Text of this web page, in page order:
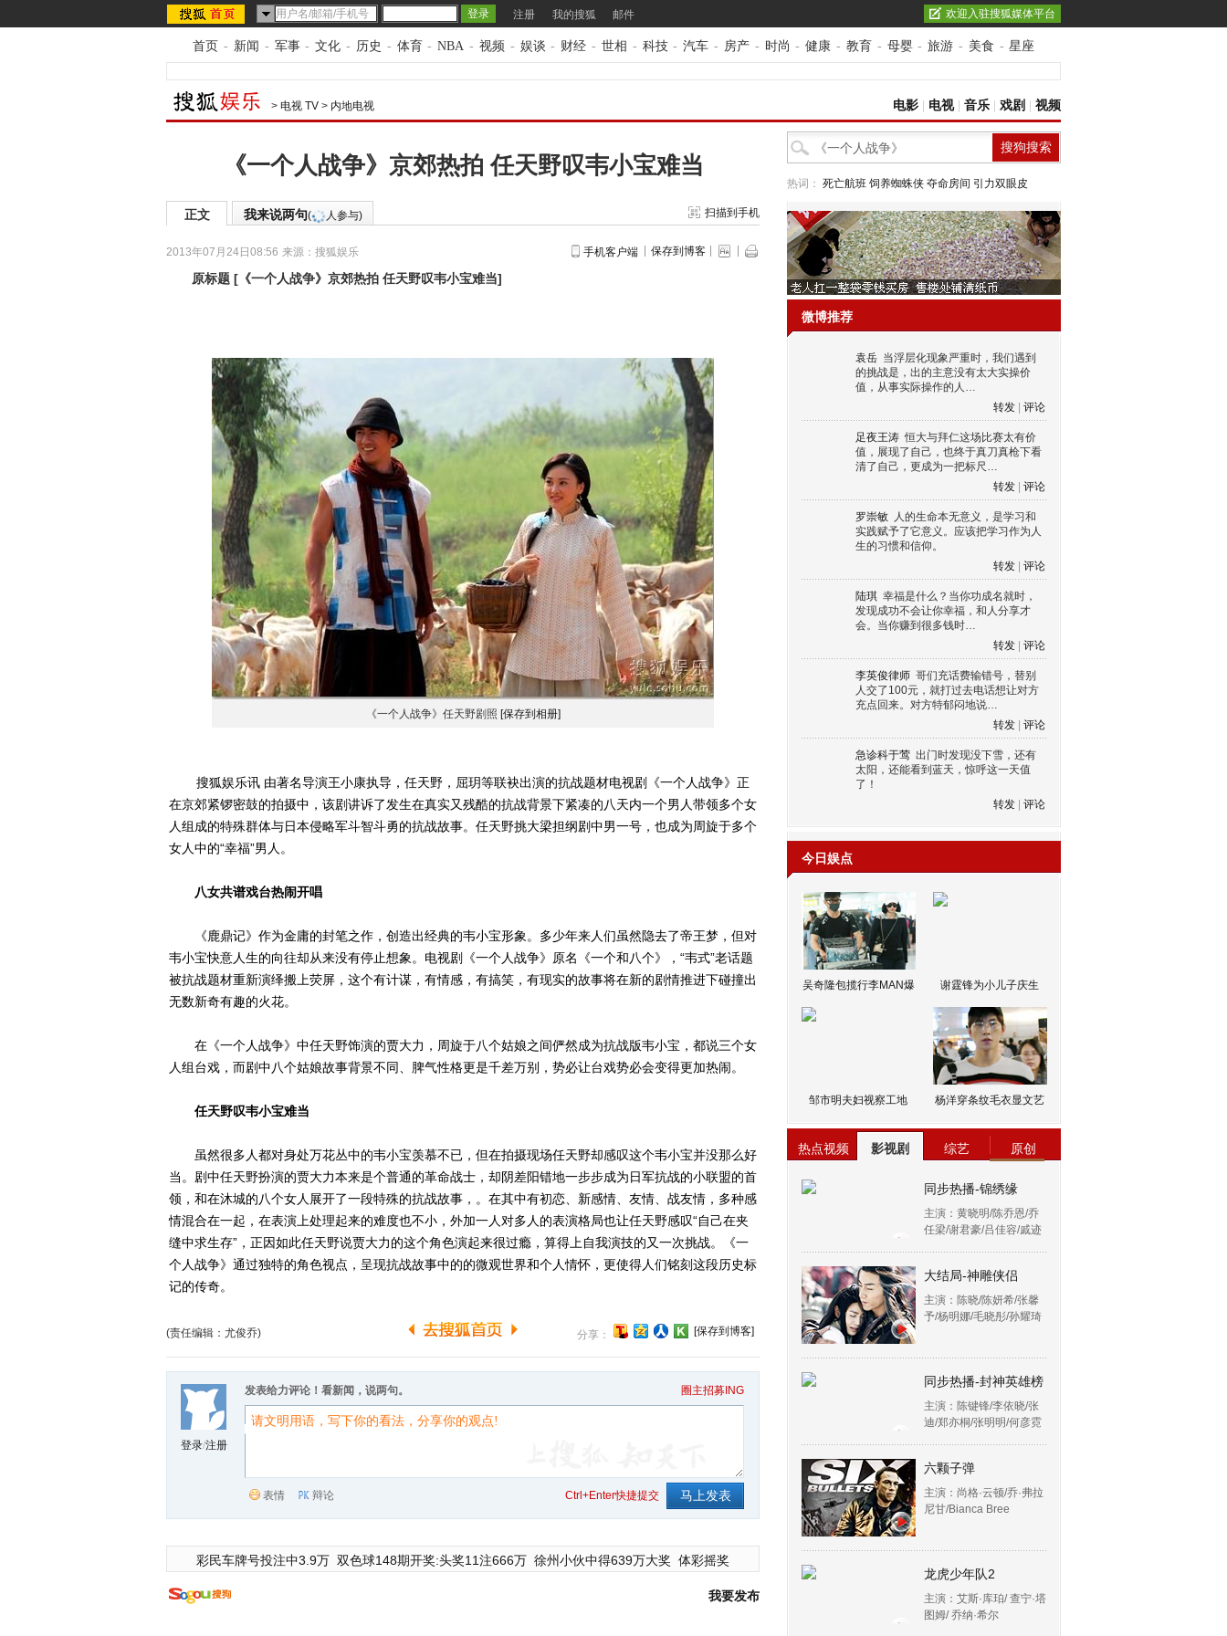
注册 我的搜狐 邮件 欢迎入驻搜狐媒体平台
首页 - 新闻 - 军事 - 文化 - 历史 - 体育 - NBA - 视频 - 娱谈 - 财经 - 世相 - 科技 - 汽车 - 房产 - 时尚 - 健康 - 教育 - 母婴 - 旅游 - 美食 - 星座
> 电视 TV > 内地电视 电影 电视| 音乐 戏剧 视频
《一个人战争》京郊热拍 任天野叹韦小宝难当
正文 我来说两句( 人参与) 扫描到手机
2013年07月24日08:56 来源： 搜狐娱乐 手机客户端 保存到博客
原标题 [ 《一个人战争》京郊热拍 任天野叹韦小宝难当]
《一个人战争》任天野剧照 [保存到相册]
搜狐娱乐讯 由著名导演王小康执导，任天野，屈玥等联袂出演的抗战题材电视剧《一个人战争》正
在京郊紧锣密鼓的拍摄中，该剧讲诉了发生在真实又残酷的抗战背景下紧凑的八天内一个男人带领多个女
人组成的特殊群体与日本侵略军斗智斗勇的抗战故事。任天野挑大梁担纲剧中男一号，也成为周旋于多个
女人中的“幸福”男人。
八女共谱戏台热闹开唱
《鹿鼎记》作为金庸的封笔之作，创造出经典的韦小宝形象。多少年来人们虽然隐去了帝王梦，但对
韦小宝快意人生的向往却从来没有停止想象。电视剧《一个人战争》原名《一个和八个》，“韦式”老话题
被抗战题材重新演绎搬上荧屏，这个有计谋，有情感，有搞笑，有现实的故事将在新的剧情推进下碰撞出
无数新奇有趣的火花。
在《一个人战争》中任天野饰演的贾大力，周旋于八个姑娘之间俨然成为抗战版韦小宝，都说三个女
人组台戏，而剧中八个姑娘故事背景不同、脾气性格更是千差万别，势必让台戏势必会变得更加热闹。
任天野叹韦小宝难当
虽然很多人都对身处万花丛中的韦小宝羡慕不已，但在拍摄现场任天野却感叹这个韦小宝并没那么好
当。剧中任天野扮演的贾大力本来是个普通的革命战士，却阴差阳错地一步步成为日军抗战的小联盟的首
领，和在沐城的八个女人展开了一段特殊的抗战故事，。在其中有初恋、新感情、友情、战友情，多种感
情混合在一起，在表演上处理起来的难度也不小，外加一人对多人的表演格局也让任天野感叹“自己在夹
缝中求生存”，正因如此任天野说贾大力的这个角色演起来很过瘾，算得上自我演技的又一次挑战。《一
个人战争》通过独特的角色视点，呈现抗战故事中的的微观世界和个人情怀，更使得人们铭刻这段历史标
记的传奇。
(责任编辑：尤俊乔) 分享： [保存到博客]
登录/注册
发表给力评论！看新闻，说两句。 圈主招募ING
表情 辩论 Ctrl+Enter快捷提交
彩民车牌号投注中3.9万 双色球148期开奖:头奖11注666万 徐州小伙中得639万大奖 体彩摇奖
我要发布
热词： 死亡航班 饲养蜘蛛侠 夺命房间 引力双眼皮
微博推荐
袁岳 当浮层化现象严重时，我们遇到
的挑战是，出的主意没有太大实操价
值，从事实际操作的人…
转发
评论
足夜王涛 恒大与拜仁这场比赛太有价
值，展现了自己，也终于真刀真枪下看
清了自己，更成为一把标尺…
转发
评论
罗崇敏 人的生命本无意义，是学习和
实践赋予了它意义。应该把学习作为人
生的习惯和信仰。
转发
评论
陆琪 幸福是什么？当你功成名就时，
发现成功不会让你幸福，和人分享才
会。当你赚到很多钱时…
转发
评论
李英俊律师 哥们充话费输错号，替别
人交了100元，就打过去电话想让对方
充点回来。对方特郁闷地说…
转发
评论
急诊科于莺 出门时发现没下雪，还有
太阳，还能看到蓝天，惊呼这一天值
了！
转发
评论
今日娱点
吴奇隆包揽行李MAN爆 谢霆锋为小儿子庆生
邹市明夫妇视察工地 杨洋穿条纹毛衣显文艺
热点视频 影视剧 综艺 原创
同步热播-锦绣缘
主演：黄晓明/陈乔恩/乔
任梁/谢君豪/吕佳容/戚迹
大结局-神雕侠侣
主演：陈晓/陈妍希/张馨
予/杨明娜/毛晓彤/孙耀琦
同步热播-封神英雄榜
主演：陈键锋/李依晓/张
迪/郑亦桐/张明明/何彦霓
六颗子弹
主演：尚格·云顿/乔·弗拉
尼甘/Bianca Bree
龙虎少年队2
主演：艾斯·库珀/ 查宁·塔
图姆/ 乔纳·希尔